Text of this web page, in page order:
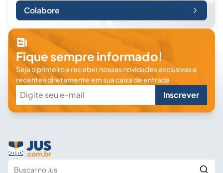
Colabore
Fique sempre informado!
Seja o primeiro a receber nossas novidades exclusivas e
recentes diretamente em sua caixa de entrada.
Inscrever